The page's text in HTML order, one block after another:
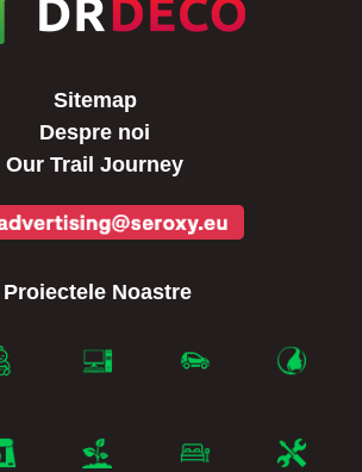
Sitemap
Despre noi
Our Trail Journey
Proiectele Noastre